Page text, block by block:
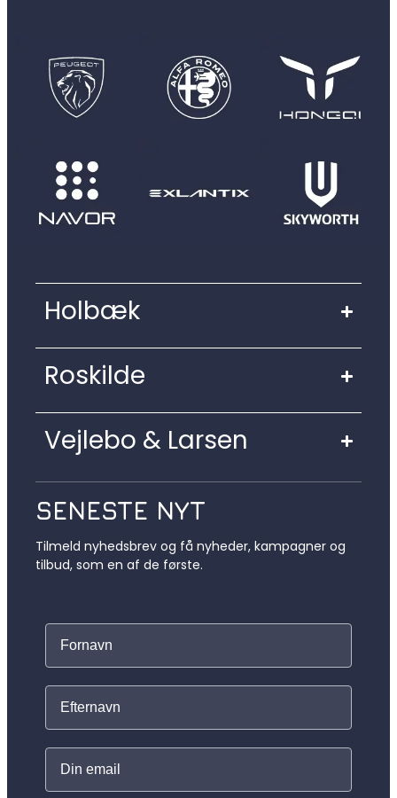
Holbæk
Roskilde
Vejlebo & Larsen
SENESTE NYT
Tilmeld nyhedsbrev og få nyheder, kampagner og
tilbud, som en af de første.